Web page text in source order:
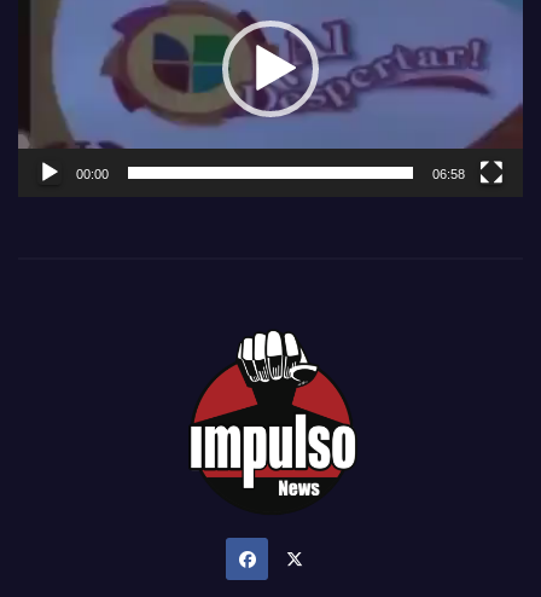
00:00 06:58